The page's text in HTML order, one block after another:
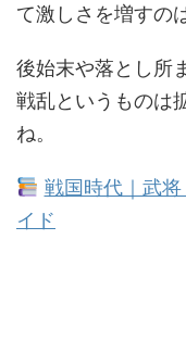
て激しさを増すの
後始末や落とし所
戦乱というものは
ね。
戦国時代｜武
イド